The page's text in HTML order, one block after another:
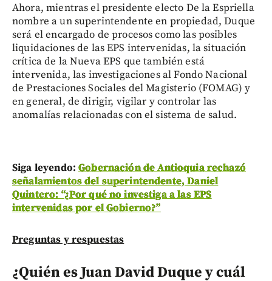
Ahora, mientras el presidente electo De la Espriella
nombre a un superintendente en propiedad, Duque
será el encargado de procesos como las posibles
liquidaciones de las EPS intervenidas, la situación
crítica de la Nueva EPS que también está
intervenida, las investigaciones al Fondo Nacional
de Prestaciones Sociales del Magisterio (FOMAG) y
en general, de dirigir, vigilar y controlar las
anomalías relacionadas con el sistema de salud.
Siga leyendo:Gobernación de Antioquia rechazó
señalamientos del superintendente, Daniel
Quintero: “¿Por qué no investiga a las EPS
intervenidas por el Gobierno?”
Preguntas y respuestas
¿Quién es Juan David Duque y cuál